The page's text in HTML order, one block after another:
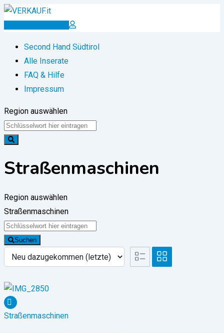
Zum
Inserat erstellen
Second Hand Südtirol
Alle Inserate
FAQ & Hilfe
Impressum
Region auswählen
Straßenmaschinen
Region auswählen
Straßenmaschinen
Suchen
Straßenmaschinen